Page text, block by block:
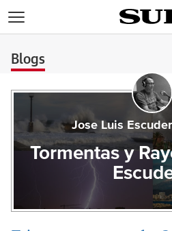
Blogs
Jose Luis
Tormentas y